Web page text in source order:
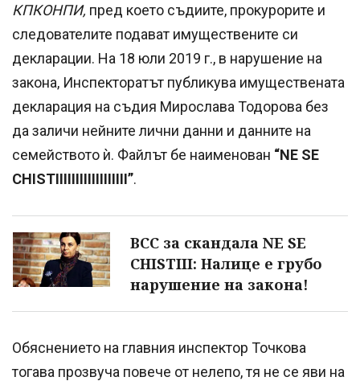
КПКОНПИ, пред което съдиите, прокурорите и
следователите подават имуществените си
декларации. На 18 юли 2019 г., в нарушение на
закона, Инспекторатът публикува имуществената
декларация на съдия Мирослава Тодорова без
да заличи нейните лични данни и данните на
семейството ѝ. Файлът бе наименован “NE SE
CHISTIIIIIIIIIIIIIIIIII”.
ВСС за скандала NE SE
CHISTIII: Налице е грубо
нарушение на закона!
Обяснението на главния инспектор Точкова
тогава прозвуча повече от нелепо, тя не се яви на